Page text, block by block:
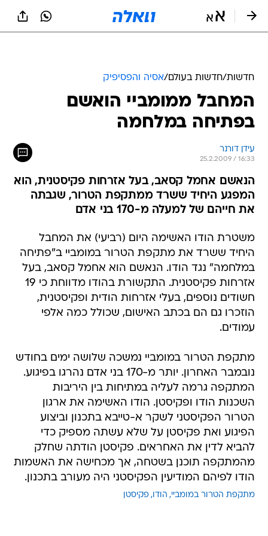
חדשות/חדשות בעולם/אסיה והפסיפיק
המחבל ממומביי הואשם
בפתיחה במלחמה
עידן דורנר
25.2.2009 / 16:33
הנאשם אחמל קסאב, בעל אזרחות פקיסטנית, הוא
המפגע היחיד ששרד ממתקפת הטרור, שגבתה
את חייהם של למעלה מ-170 בני אדם
משטרת הודו האשימה היום (רביעי) את המחבל
היחיד ששרד את מתקפת הטרור במומביי ב"פתיחה
במלחמה" נגד הודו. הנאשם הוא אחמל קסאב, בעל
אזרחות פקיסטנית. התקשורת בהודו מדווחת כי 19
חשודים נוספים, בעלי אזרחות הודית ופקיסטנית,
הוזכרו גם הם בכתב האישום, שכולל כמה אלפי
עמודים.
מתקפת הטרור במומביי נמשכה שלושה ימים בחודש
נובמבר האחרון. יותר מ-170 בני אדם נהרגו בפיגוע.
המתקפה גרמה לעליה במתיחות בין היריבות
השכנות הודו ופקיסטן. הודו האשימה את ארגון
הטרור הפקיסטני לשקר א-טייבא בתכנון וביצוע
הפיגוע ואת פקיסטן על שלא עשתה מספיק כדי
להביא לדין את האחראים. פקיסטן הודתה שחלק
מהמתקפה תוכנן בשטחה, אך מכחישה את האשמות
הודו לפיהם המודיעין הפקיסטני היה מעורב בתכנון.
מתקפת הטרור במומביי הודו פקיסטן